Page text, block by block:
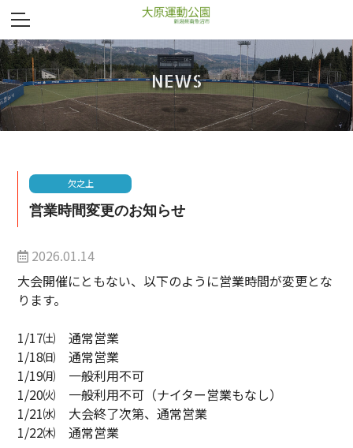
NEWS
欠之上
営業時間変更のお知らせ
2026.01.14
大会開催にともない、以下のように営業時間が変更とな
ります。
1/17㈯ 通常営業
1/18㈰ 通常営業
1/19㈪ 一般利用不可
1/20㈫ 一般利用不可（ナイター営業もなし）
1/21㈬ 大会終了次第、通常営業
1/22㈭ 通常営業